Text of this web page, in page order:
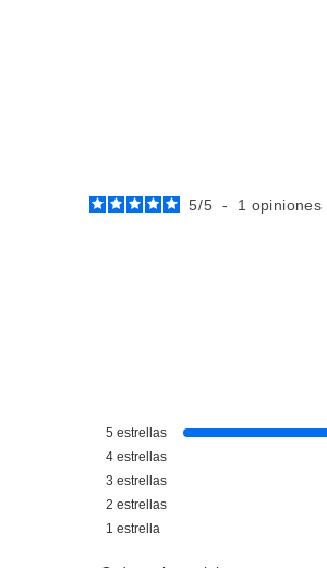
EFECTOS 125ML
5/5 - 1 opiniones
5 estrellas
4 estrellas
3 estrellas
2 estrellas
1 estrella